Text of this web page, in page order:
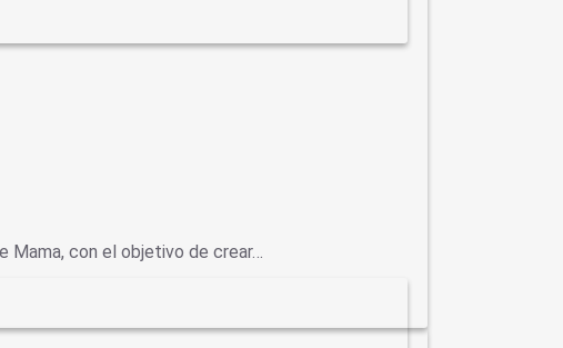
Mama, con el objetivo de crear…